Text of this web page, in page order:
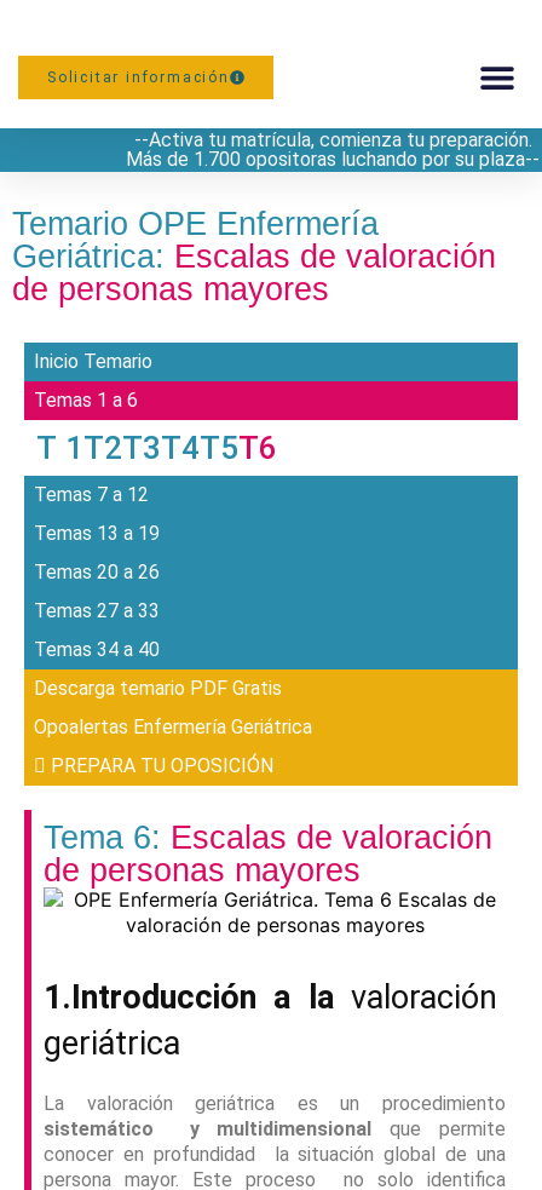
Solicitar información
--Activa tu matrícula, comienza tu preparación.
Más de 1.700 opositoras luchando por su plaza--
Temario OPE Enfermería
Geriátrica: Escalas de valoración
de personas mayores
Inicio Temario
Temas 1 a 6
T 1 T2T3T4T5T6
Temas 7 a 12
Temas 13 a 19
Temas 20 a 26
Temas 27 a 33
Temas 34 a 40
Descarga temario PDF Gratis
Opoalertas Enfermería Geriátrica
PREPARA TU OPOSICIÓN
Tema 6: Escalas de valoración
de personas mayores
1.Introducción a la valoración
geriátrica
La valoración geriátrica es un procedimiento
sistemático y multidimensionalque permite
conocer en profundidad la situación global de una
persona mayor. Este proceso no solo identifica